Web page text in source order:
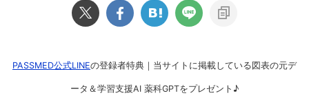
悪い例：てせんとりく テセンタリク
PASSMED公式LINEの登録者特典｜当サイトに掲載している図表の元デ
ータ＆学習支援AI 薬科GPTをプレゼント♪